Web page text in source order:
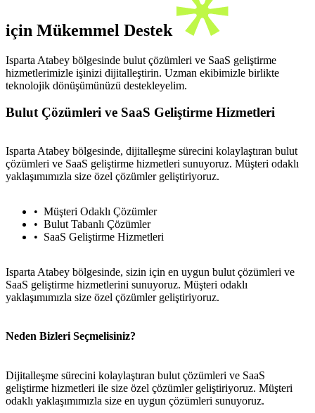
için Mükemmel Destek
Isparta Atabey bölgesinde bulut çözümleri ve SaaS geliştirme
hizmetlerimizle işinizi dijitalleştirin. Uzman ekibimizle birlikte
teknolojik dönüşümünüzü destekleyelim.
Bulut Çözümleri ve SaaS Geliştirme Hizmetleri
Isparta Atabey bölgesinde, dijitalleşme sürecini kolaylaştıran bulut
çözümleri ve SaaS geliştirme hizmetleri sunuyoruz. Müşteri odaklı
yaklaşımımızla size özel çözümler geliştiriyoruz.
Müşteri Odaklı Çözümler
Bulut Tabanlı Çözümler
SaaS Geliştirme Hizmetleri
Isparta Atabey bölgesinde, sizin için en uygun bulut çözümleri ve
SaaS geliştirme hizmetlerini sunuyoruz. Müşteri odaklı
yaklaşımımızla size özel çözümler geliştiriyoruz.
Neden Bizleri Seçmelisiniz?
Dijitalleşme sürecini kolaylaştıran bulut çözümleri ve SaaS
geliştirme hizmetleri ile size özel çözümler geliştiriyoruz. Müşteri
odaklı yaklaşımımızla size en uygun çözümleri sunuyoruz.